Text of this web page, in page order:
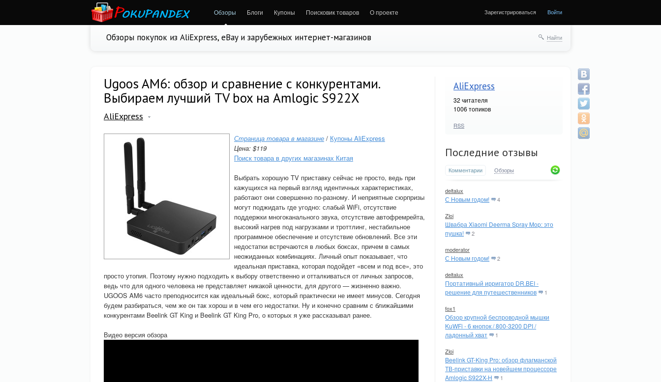
Обзоры Блоги Купоны Поисковик товаров О проекте Зарегистрироваться Войти
Обзоры покупок из AliExpress, eBay и зарубежных интернет-магазинов Найти
Ugoos AM6: обзор и сравнение с конкурентами.
Выбираем лучший TV box на Amlogic S922X
AliExpress
Страница товара в магазине / Купоны AliExpress
Цена: $119
Поиск товара в других магазинах Китая
Выбрать хорошую TV приставку сейчас не просто, ведь при
кажущихся на первый взгляд идентичных характеристиках,
работают они совершенно по-разному. И неприятные сюрпризы
могут поджидать где угодно: слабый WiFi, отсутствие
поддержки многоканального звука, отсутствие автофремрейта,
высокий нагрев под нагрузками и троттлинг, нестабильное
программное обеспечение и отсутствие обновлений. Все эти
недостатки встречаются в любых боксах, причем в самых
неожиданных комбинациях. Личный опыт показывает, что
идеальная приставка, которая подойдет «всем и под все», это
просто утопия. Поэтому нужно подходить к выбору ответственно и отталкиваться от личных запросов,
ведь что для одного человека не представляет никакой ценности, для другого — жизненно важно.
UGOOS AM6 часто преподносится как идеальный бокс, который практически не имеет минусов. Сегодня
будем разбираться, чем же он так хорош и в чем его недостатки. Ну и конечно сравним с ближайшими
конкурентами Beelink GT King и Beelink GT King Pro, о которых я уже рассказывал ранее.
Видео версия обзора
AliExpress
32 читателя
1006 топиков
RSS
Последние отзывы
Комментарии Обзоры
deltalux
С Новым годом! 4
Zloi
Швабра Xiaomi Deerma Spray Mop: это
пушка!
2
moderator
С Новым годом! 2
deltalux
Портативный ирригатор DR.BEI -
решение для путешественников
1
fox1
Обзор крупной беспроводной мышки
KuWFi - 6 кнопок / 800-3200 DPI /
ладонный хват
1
Zloi
Beelink GT-King Pro: обзор флагманской
ТВ-приставки на новейшем процессоре
Amlogic S922X-H
1